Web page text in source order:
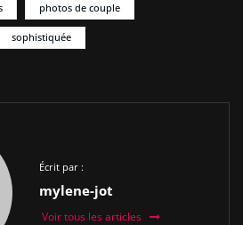
photos de couple
sophistiquée
Écrit par :
mylene-jot
Voir tous les articles